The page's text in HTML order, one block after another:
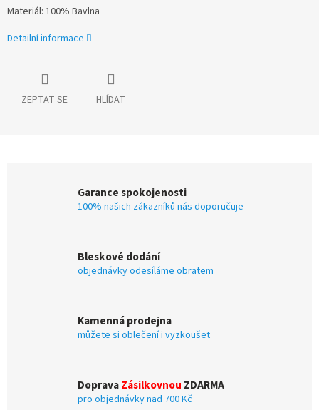
Materiál: 100% Bavlna
Detailní informace
ZEPTAT SE HLÍDAT
Garance spokojenosti
100% našich zákazníků nás doporučuje
Bleskové dodání
objednávky odesíláme obratem
Kamenná prodejna
můžete si oblečení i vyzkoušet
DopravaZásilkovnou ZDARMA
pro objednávky nad 700 Kč